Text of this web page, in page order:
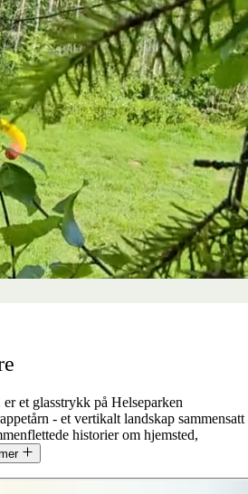
et glasstrykk på Helseparken
- et vertikalt landskap sammensatt
historier om hjemsted,